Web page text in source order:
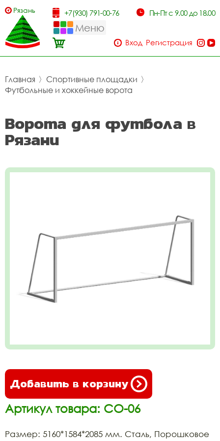
Рязань +7(930) 791-00-76 Пн-Пт с 9.00 до 18.00
Меню
Вход Регистрация
Главная 〉 Спортивные площадки 〉
Футбольные и хоккейные ворота
Ворота для футбола в
Рязани
Добавить в корзину
Артикул товара: СО-06
Размер: 5160*1584*2085 мм. Сталь, Порошковое